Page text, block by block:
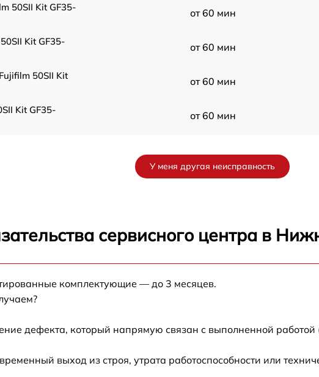
50SII Kit GF35-
от 60 мин
Kit GF35-
от 60 мин
50SII Kit
от 60 мин
Kit GF35-
от 60 мин
50SII Kit
Kit GF35-70mm от 60 мин
от 60 мин
У меня другая неисправность
сервисного центра в
комплектующие — до 3 месяцев.
дефекта, который напрямую связан с выполненной
выход из строя, утрата работоспособности или